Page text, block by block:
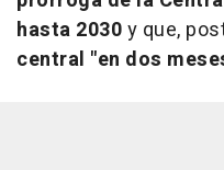
hasta 2030y que,
central "en dos